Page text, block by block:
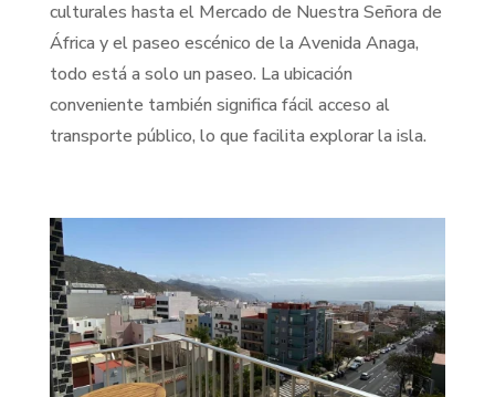
culturales hasta el Mercado de Nuestra Señora de
África y el paseo escénico de la Avenida Anaga,
todo está a solo un paseo. La ubicación
conveniente también significa fácil acceso al
transporte público, lo que facilita explorar la isla​​.